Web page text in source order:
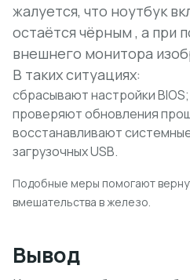
жалуется, что ноутбук
остаётся чёрным , а при
внешнего монитора
В таких ситуациях:
сбрасывают настройки BIOS;
проверяют обновления
восстанавливают
загрузочных USB.
Подобные меры помогают
вмешательства в железо.
Вывод